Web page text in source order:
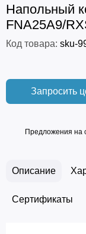
Напольный
FNA25A9/
Код товара: sku-
Запросить
Предложения на
Описание
Сертификаты